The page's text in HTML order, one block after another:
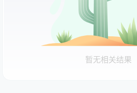
暂无相关结果